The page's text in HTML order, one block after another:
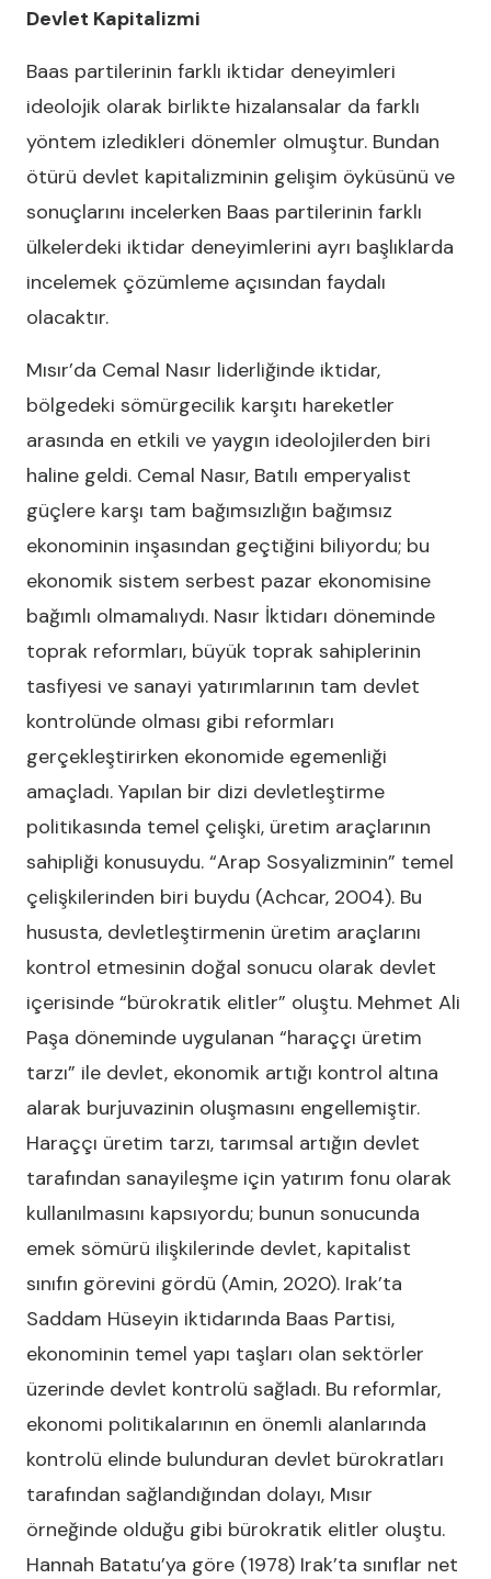
Devlet Kapitalizmi
Baas partilerinin farklı iktidar deneyimleri
ideolojik olarak birlikte hizalansalar da farklı
yöntem izledikleri dönemler olmuştur. Bundan
ötürü devlet kapitalizminin gelişim öyküsünü ve
sonuçlarını incelerken Baas partilerinin farklı
ülkelerdeki iktidar deneyimlerini ayrı başlıklarda
incelemek çözümleme açısından faydalı
olacaktır.
Mısır’da Cemal Nasır liderliğinde iktidar,
bölgedeki sömürgecilik karşıtı hareketler
arasında en etkili ve yaygın ideolojilerden biri
haline geldi. Cemal Nasır, Batılı emperyalist
güçlere karşı tam bağımsızlığın bağımsız
ekonominin inşasından geçtiğini biliyordu; bu
ekonomik sistem serbest pazar ekonomisine
bağımlı olmamalıydı. Nasır İktidarı döneminde
toprak reformları, büyük toprak sahiplerinin
tasfiyesi ve sanayi yatırımlarının tam devlet
kontrolünde olması gibi reformları
gerçekleştirirken ekonomide egemenliği
amaçladı. Yapılan bir dizi devletleştirme
politikasında temel çelişki, üretim araçlarının
sahipliği konusuydu. “Arap Sosyalizminin” temel
çelişkilerinden biri buydu (Achcar, 2004). Bu
hususta, devletleştirmenin üretim araçlarını
kontrol etmesinin doğal sonucu olarak devlet
içerisinde “bürokratik elitler” oluştu. Mehmet Ali
Paşa döneminde uygulanan “haraççı üretim
tarzı” ile devlet, ekonomik artığı kontrol altına
alarak burjuvazinin oluşmasını engellemiştir.
Haraççı üretim tarzı, tarımsal artığın devlet
tarafından sanayileşme için yatırım fonu olarak
kullanılmasını kapsıyordu; bunun sonucunda
emek sömürü ilişkilerinde devlet, kapitalist
sınıfın görevini gördü (Amin, 2020). Irak’ta
Saddam Hüseyin iktidarında Baas Partisi,
ekonominin temel yapı taşları olan sektörler
üzerinde devlet kontrolü sağladı. Bu reformlar,
ekonomi politikalarının en önemli alanlarında
kontrolü elinde bulunduran devlet bürokratları
tarafından sağlandığından dolayı, Mısır
örneğinde olduğu gibi bürokratik elitler oluştu.
Hannah Batatu’ya göre (1978) Irak’ta sınıflar net